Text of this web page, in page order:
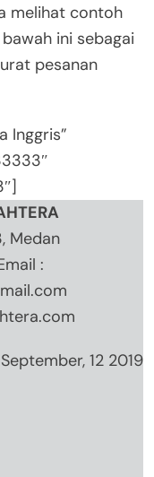
melihat contoh
ini sebagai
pesanan
Inggris”
Medan
:
12 2019